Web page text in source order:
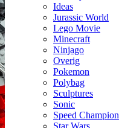
Ideas
Jurassic World
Lego Movie
Minecraft
Ninjago
Overig
Pokemon
Polybag
Sculptures
Sonic
Speed
Star Wars